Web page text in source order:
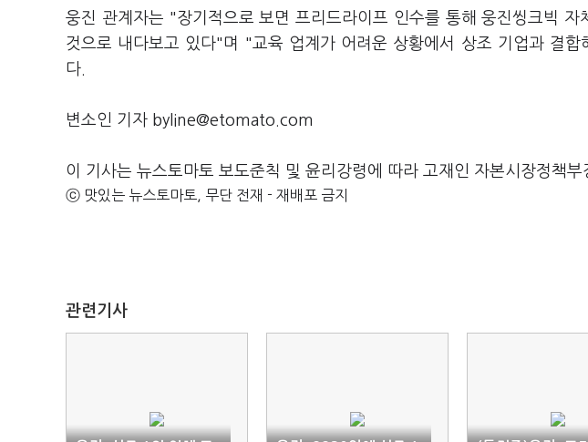
웅진 관계자는 "장기적으로 보면 프리드라이프 인수를 통해 웅진씽크빅
것으로 내다보고 있다"며 "교육 업계가 어려운 상황에서 상조 기업과 결합
다.
변소인 기자 byline@etomato.com
이 기사는 뉴스토마토 보도준칙 및 윤리강령에 따라 고재인 자본시장정책부
ⓒ 맛있는 뉴스토마토, 무단 전재 - 재배포 금지
관련기사